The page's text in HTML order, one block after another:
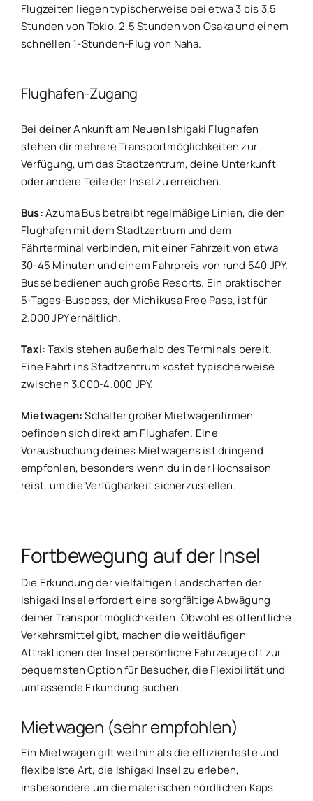
Flugzeiten liegen typischerweise bei etwa 3 bis 3,5
Stunden von Tokio, 2,5 Stunden von Osaka und einem
schnellen 1-Stunden-Flug von Naha.
Flughafen-Zugang
Bei deiner Ankunft am Neuen Ishigaki Flughafen
stehen dir mehrere Transportmöglichkeiten zur
Verfügung, um das Stadtzentrum, deine Unterkunft
oder andere Teile der Insel zu erreichen.
Bus:Azuma Bus betreibt regelmäßige Linien, die den
Flughafen mit dem Stadtzentrum und dem
Fährterminal verbinden, mit einer Fahrzeit von etwa
30-45 Minuten und einem Fahrpreis von rund 540 JPY.
Busse bedienen auch große Resorts. Ein praktischer
5-Tages-Buspass, der Michikusa Free Pass, ist für
2.000 JPY erhältlich.
Taxi:Taxis stehen außerhalb des Terminals bereit.
Eine Fahrt ins Stadtzentrum kostet typischerweise
zwischen 3.000-4.000 JPY.
Mietwagen:Schalter großer Mietwagenfirmen
befinden sich direkt am Flughafen. Eine
Vorausbuchung deines Mietwagens ist dringend
empfohlen, besonders wenn du in der Hochsaison
reist, um die Verfügbarkeit sicherzustellen.
Fortbewegung auf der Insel
Die Erkundung der vielfältigen Landschaften der
Ishigaki Insel erfordert eine sorgfältige Abwägung
deiner Transportmöglichkeiten. Obwohl es öffentliche
Verkehrsmittel gibt, machen die weitläufigen
Attraktionen der Insel persönliche Fahrzeuge oft zur
bequemsten Option für Besucher, die Flexibilität und
umfassende Erkundung suchen.
Mietwagen (sehr empfohlen)
Ein Mietwagen gilt weithin als die effizienteste und
flexibelste Art, die Ishigaki Insel zu erleben,
insbesondere um die malerischen nördlichen Kaps